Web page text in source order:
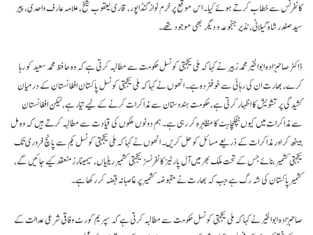
کانفرنس سے خطاب کرتے ہوئے کیا۔ اس موقع پر خرم نواز گنڈاپور، قاری یعقوب شیخ، علامہ عارف واحدی، پیر
سید صفدر شاہ گیلانی، نذیر جنجوعہ و دیگر بھی موجود تھے۔
ڈاکٹر صاحبزادہ ابوالخیر محمد زبیر نے کہا کہ ملی یکجہتی کونسل حکومت سے مطالبہ کرتی ہے کہ وہ حافظ محمد سعید کو رہا
کرے، بھارت ان کی رہائی سے خوفزدہ ہے۔ انھوں نے کہا کہ ملی یکجہتی کونسل پاکستان افغانستان کے درمیان
کشیدگی پر تشویش کا اظہار کرتی ہے، حکومت ہندوستان سے مذاکرات کرنے کے لیے تیار ہے، لیکن افغانستان
سے مذاکرات میں کیوں ہچکچاہٹ کا مظاہرہ کر رہی ہے۔ ہم دونوں ملکوں کی قیادت سے مطالبہ کرتے ہیں کہ وہ مل
بیٹھ کر اور مذاکرات کے ذریعے مسائل کو حل کریں۔ انھوں نے کہا کہ ملی یکجہتی کونسل یکم سے پانچ فروری تک
یکجہتی کشمیر بنائے جس کے تحت ملک بھر میں آل پارٹیز کانفرنسز یکجہتی کشمیر ریلیاں، سیمینارز منعقد کیے جائیں گے،
کشمیر پاکستان کی شہ رگ ہے جب کہ بھارت نے مقبوضہ کشمیر پر غاصبانہ قبضہ کر رکھا ہے۔
صاحبزادہ ابوالخیر نے کہا کہ ملی یکجہتی کونسل حکومت سے مطالبہ کرتی ہے کہ سپریم کورٹ وفاقی شرعی عدالت کے